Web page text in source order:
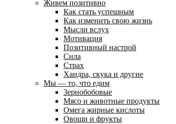
Живем позитивно
Как стать успешным
Как изменить свою жизнь
Мысли вслух
Мотивация
Позитивный настрой
Сила
Страх
Хандра, скука и другие
Мы — то, что едим
Зернобобовые
Мясо и животные продукты
Омега жирные кислоты
Овощи и фрукты